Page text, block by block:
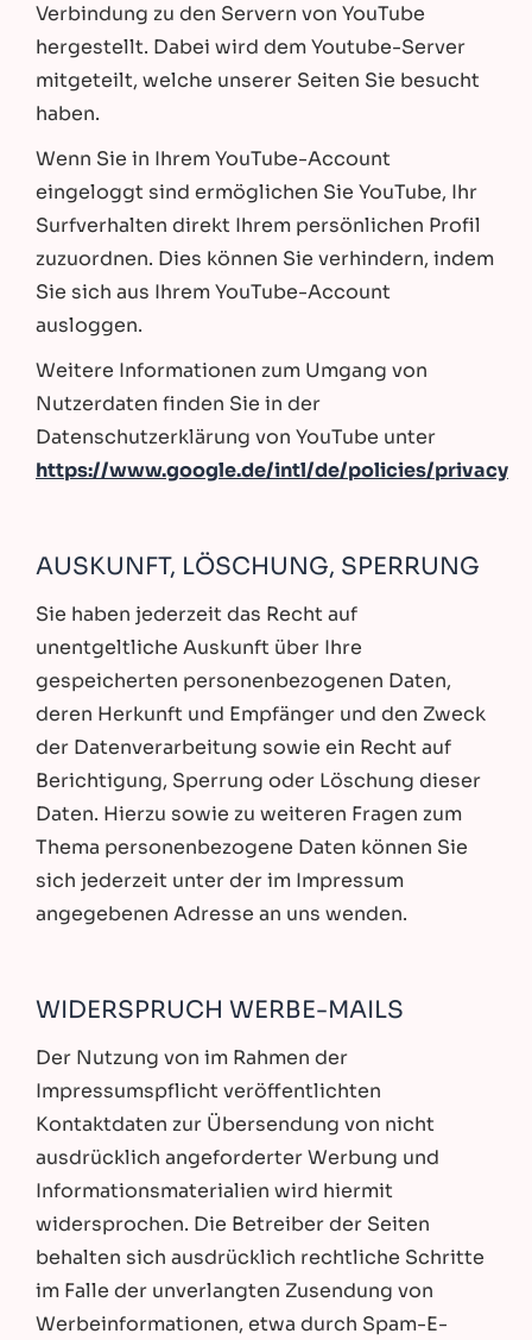
Verbindung zu den Servern von YouTube
hergestellt. Dabei wird dem Youtube-Server
mitgeteilt, welche unserer Seiten Sie besucht
haben.
Wenn Sie in Ihrem YouTube-Account
eingeloggt sind ermöglichen Sie YouTube, Ihr
Surfverhalten direkt Ihrem persönlichen Profil
zuzuordnen. Dies können Sie verhindern, indem
Sie sich aus Ihrem YouTube-Account
ausloggen.
Weitere Informationen zum Umgang von
Nutzerdaten finden Sie in der
Datenschutzerklärung von YouTube unter
https://www.google.de/intl/de/policies/privacy
AUSKUNFT, LÖSCHUNG, SPERRUNG
Sie haben jederzeit das Recht auf
unentgeltliche Auskunft über Ihre
gespeicherten personenbezogenen Daten,
deren Herkunft und Empfänger und den Zweck
der Datenverarbeitung sowie ein Recht auf
Berichtigung, Sperrung oder Löschung dieser
Daten. Hierzu sowie zu weiteren Fragen zum
Thema personenbezogene Daten können Sie
sich jederzeit unter der im Impressum
angegebenen Adresse an uns wenden.
WIDERSPRUCH WERBE-MAILS
Der Nutzung von im Rahmen der
Impressumspflicht veröffentlichten
Kontaktdaten zur Übersendung von nicht
ausdrücklich angeforderter Werbung und
Informationsmaterialien wird hiermit
widersprochen. Die Betreiber der Seiten
behalten sich ausdrücklich rechtliche Schritte
im Falle der unverlangten Zusendung von
Werbeinformationen, etwa durch Spam-E-